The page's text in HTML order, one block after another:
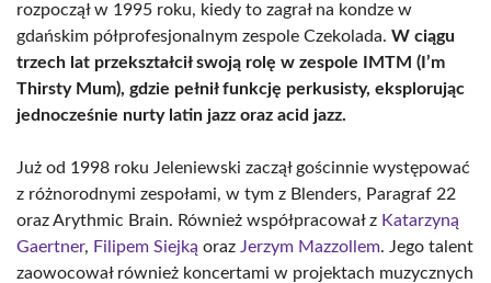
rozpoczął w 1995 roku, kiedy to zagrał na kondze w
gdańskim półprofesjonalnym zespole Czekolada. W ciągu
trzech lat przekształcił swoją rolę w zespole IMTM (I’m
Thirsty Mum), gdzie pełnił funkcję perkusisty, eksplorując
jednocześnie nurty latin jazz oraz acid jazz.
Już od 1998 roku Jeleniewski zaczął gościnnie występować
z różnorodnymi zespołami, w tym z Blenders, Paragraf 22
oraz Arythmic Brain. Również współpracował z Katarzyną
Gaertner, Filipem Siejką oraz Jerzym Mazzollem. Jego talent
zaowocował również koncertami w projektach muzycznych